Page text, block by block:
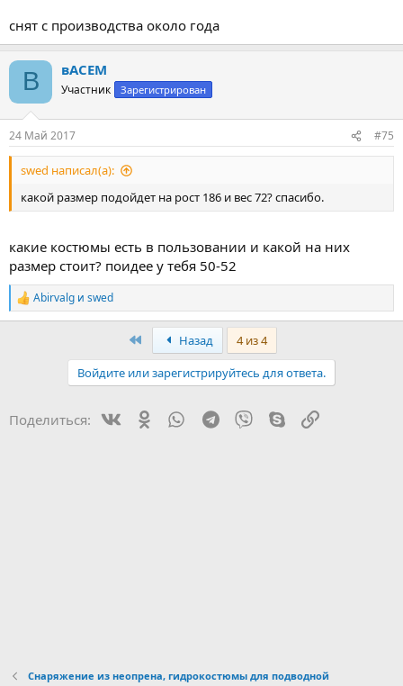
снят с производства около года
В вАСЕМ
Участник Зарегистрирован
24 Май 2017 #75
swed написал(а):
какой размер подойдет на рост 186 и вес 72? спасибо.
какие костюмы есть в пользовании и какой на них
размер стоит? поидее у тебя 50-52
Р
е
Abirvalg и swed
Назад
4 из 4
Войдите или зарегистрируйтесь для ответа.
Поделиться: Ok WhatsAppTelegram
Viber SkypeСсылка
Снаряжение из неопрена, гидрокостюмы для подводной